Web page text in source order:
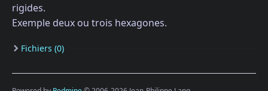
rigides.
Exemple deux ou trois hexagones.
Fichiers (0)